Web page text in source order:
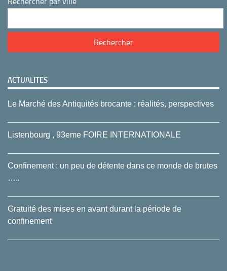
ACTUALITES
Le Marché des Antiquités brocante : réalités, perspectives
Listenbourg , 93eme FOIRE INTERNATIONALE
Confinement : un peu de détente dans ce monde de brutes
…..
Gratuité des mises en avant durant la période de
confinement